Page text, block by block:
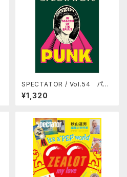
SPECTATOR / Vol.54 パン
クの正体
¥1,320